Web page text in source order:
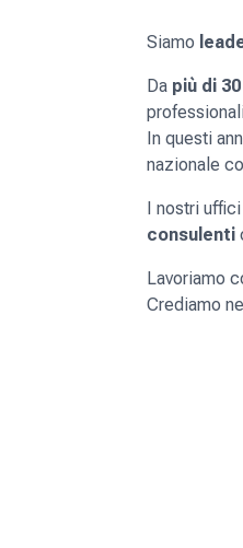
Siamo
Da più di
In questi
nazionale
I nostri
consulenti
Lavoriamo
Crediamo